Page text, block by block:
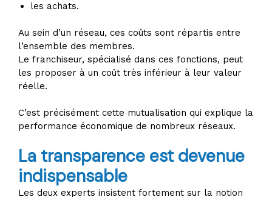
les achats.
Au sein d’un réseau, ces coûts sont répartis entre
l’ensemble des membres.
Le franchiseur, spécialisé dans ces fonctions, peut
les proposer à un coût très inférieur à leur valeur
réelle.
C’est précisément cette mutualisation qui explique la
performance économique de nombreux réseaux.
La transparence est devenue
indispensable
Les deux experts insistent fortement sur la notion